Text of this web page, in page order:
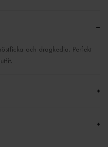
–
och dragkedja. Perfekt
+
+